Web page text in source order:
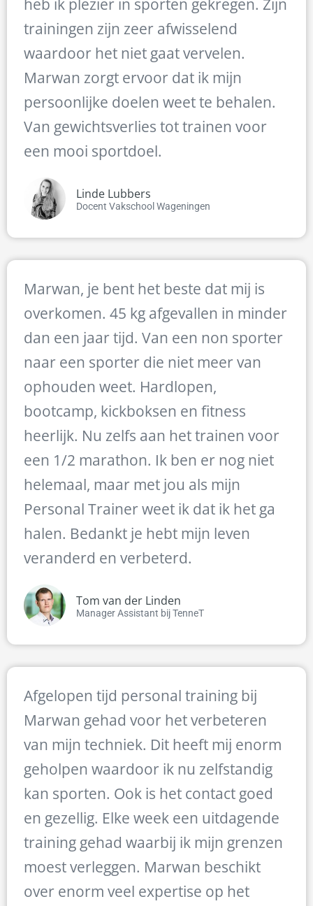
heb ik plezier in sporten gekregen. Zijn
trainingen zijn zeer afwisselend
waardoor het niet gaat vervelen.
Marwan zorgt ervoor dat ik mijn
persoonlijke doelen weet te behalen.
Van gewichtsverlies tot trainen voor
een mooi sportdoel.
Linde Lubbers
Docent Vakschool Wageningen
Marwan, je bent het beste dat mij is
overkomen. 45 kg afgevallen in minder
dan een jaar tijd. Van een non sporter
naar een sporter die niet meer van
ophouden weet. Hardlopen,
bootcamp, kickboksen en fitness
heerlijk. Nu zelfs aan het trainen voor
een 1/2 marathon. Ik ben er nog niet
helemaal, maar met jou als mijn
Personal Trainer weet ik dat ik het ga
halen. Bedankt je hebt mijn leven
veranderd en verbeterd.
Tom van der Linden
Manager Assistant bij TenneT
Afgelopen tijd personal training bij
Marwan gehad voor het verbeteren
van mijn techniek. Dit heeft mij enorm
geholpen waardoor ik nu zelfstandig
kan sporten. Ook is het contact goed
en gezellig. Elke week een uitdagende
training gehad waarbij ik mijn grenzen
moest verleggen. Marwan beschikt
over enorm veel expertise op het